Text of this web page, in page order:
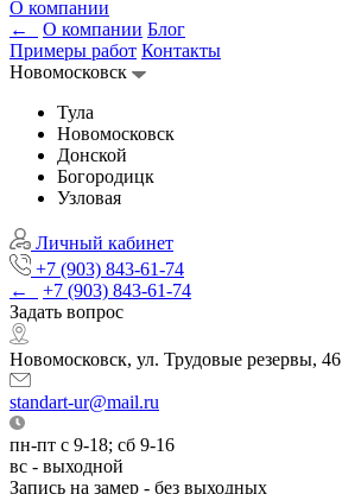
О компании
←
О компании Блог
Примеры работ Контакты
Новомосковск
Тула
Новомосковск
Донской
Богородицк
Узловая
Личный кабинет
+7 (903) 843-61-74
←
+7 (903) 843-61-74
Задать вопрос
Новомосковск, ул. Трудовые резервы, 46
standart-ur@mail.ru
пн-пт с 9-18; сб 9-16
вс - выходной
Запись на замер - без выходных